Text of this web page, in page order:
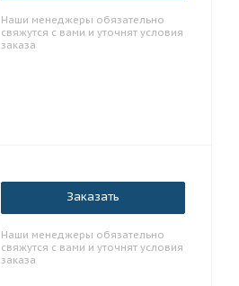
Наши менеджеры обязательно
свяжутся с вами и уточнят условия
заказа
Заказать
Наши менеджеры обязательно
свяжутся с вами и уточнят условия
заказа